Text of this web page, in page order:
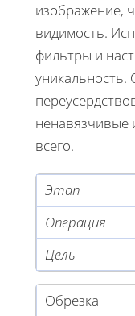
изображение,
видимость.
фильтры и
ненавязчивые
всего.
Этап
Операция
Цель
Обрезка